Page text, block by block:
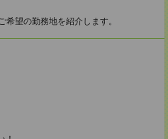
望の勤務地を紹介します。